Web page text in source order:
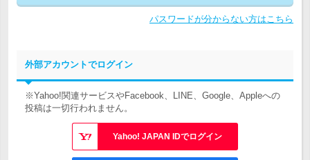
パスワードが分からない方はこちら
外部アカウントでログイン
※Yahoo!関連サービスやFacebook、LINE、Google、Appleへの
投稿は一切行われません。
Yahoo! JAPAN IDでログイン